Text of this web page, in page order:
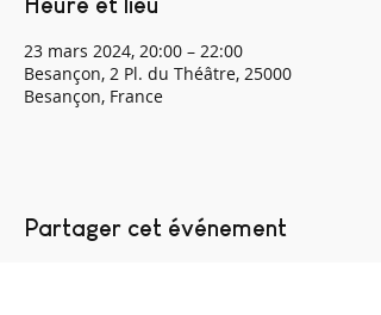
23 mars 2024, 20:00 – 22:00
Besançon, 2 Pl. du Théâtre, 25000
Besançon, France
Partager cet événement